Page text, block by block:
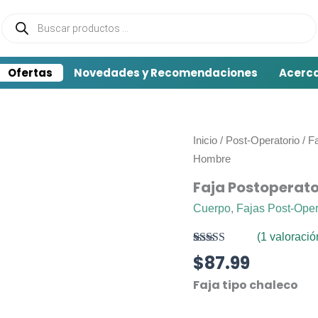
Búsqueda
Ofertas Novedades y Recomendaciones
Inicio / Post-Operatorio /
Hombre
Faja
Cuerpo, Fajas Post-
Valorado con
5.00de 5 en
1
valoración de
(1
$87.99
Faja tipo chaleco